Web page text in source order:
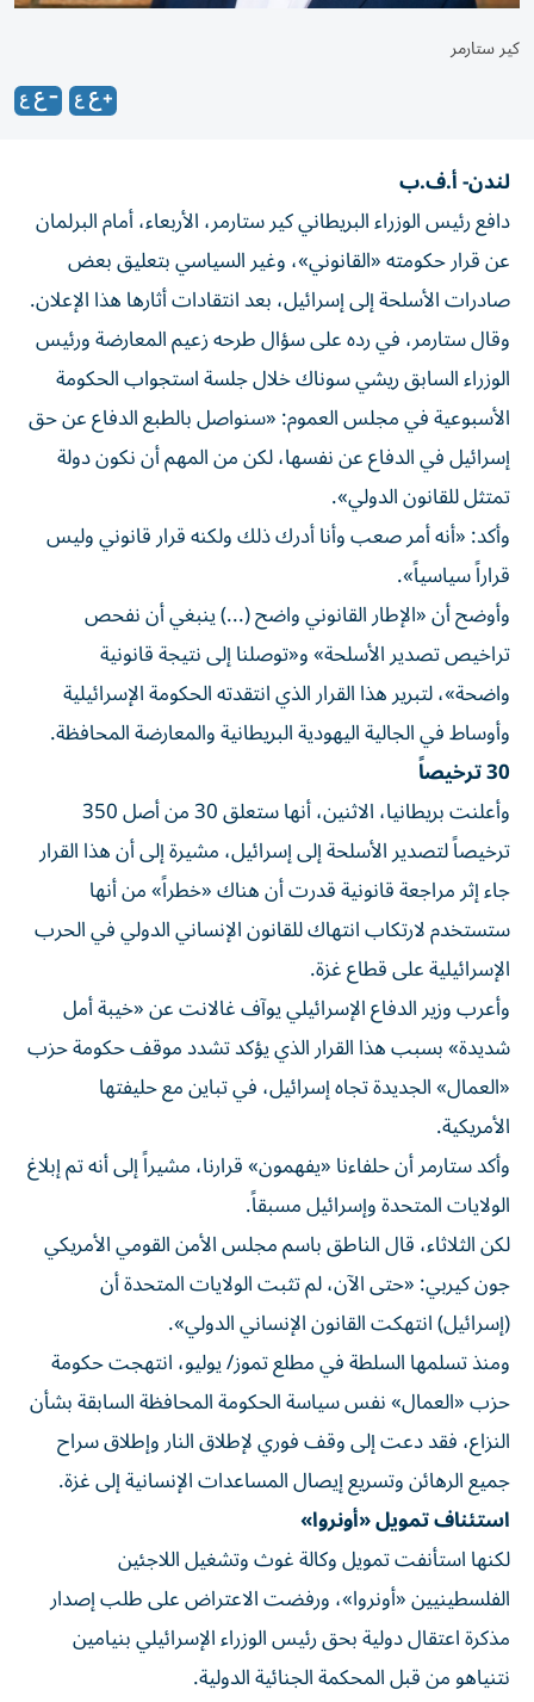
كير ستارمر
لندن- أ.ف.ب
دافع رئيس الوزراء البريطاني كير ستارمر، الأربعاء، أمام البرلمان
عن قرار حكومته «القانوني»، وغير السياسي بتعليق بعض
صادرات الأسلحة إلى إسرائيل، بعد انتقادات أثارها هذا الإعلان.
وقال ستارمر، في رده على سؤال طرحه زعيم المعارضة ورئيس
الوزراء السابق ريشي سوناك خلال جلسة استجواب الحكومة
الأسبوعية في مجلس العموم: «سنواصل بالطبع الدفاع عن حق
إسرائيل في الدفاع عن نفسها، لكن من المهم أن نكون دولة
تمتثل للقانون الدولي».
وأكد: «أنه أمر صعب وأنا أدرك ذلك ولكنه قرار قانوني وليس
قراراً سياسياً».
وأوضح أن «الإطار القانوني واضح (...) ينبغي أن نفحص
تراخيص تصدير الأسلحة» و«توصلنا إلى نتيجة قانونية
واضحة»، لتبرير هذا القرار الذي انتقدته الحكومة الإسرائيلية
وأوساط في الجالية اليهودية البريطانية والمعارضة المحافظة.
30 ترخيصاً
وأعلنت بريطانيا، الاثنين، أنها ستعلق 30 من أصل 350
ترخيصاً لتصدير الأسلحة إلى إسرائيل، مشيرة إلى أن هذا القرار
جاء إثر مراجعة قانونية قدرت أن هناك «خطراً» من أنها
ستستخدم لارتكاب انتهاك للقانون الإنساني الدولي في الحرب
الإسرائيلية على قطاع غزة.
وأعرب وزير الدفاع الإسرائيلي يوآف غالانت عن «خيبة أمل
شديدة» بسبب هذا القرار الذي يؤكد تشدد موقف حكومة حزب
«العمال» الجديدة تجاه إسرائيل، في تباين مع حليفتها
الأمريكية.
وأكد ستارمر أن حلفاءنا «يفهمون» قرارنا، مشيراً إلى أنه تم إبلاغ
الولايات المتحدة وإسرائيل مسبقاً.
لكن الثلاثاء، قال الناطق باسم مجلس الأمن القومي الأمريكي
جون كيربي: «حتى الآن، لم تثبت الولايات المتحدة أن
(إسرائيل) انتهكت القانون الإنساني الدولي».
ومنذ تسلمها السلطة في مطلع تموز/ يوليو، انتهجت حكومة
حزب «العمال» نفس سياسة الحكومة المحافظة السابقة بشأن
النزاع، فقد دعت إلى وقف فوري لإطلاق النار وإطلاق سراح
جميع الرهائن وتسريع إيصال المساعدات الإنسانية إلى غزة.
استئناف تمويل «أونروا»
لكنها استأنفت تمويل وكالة غوث وتشغيل اللاجئين
الفلسطينيين «أونروا»، ورفضت الاعتراض على طلب إصدار
مذكرة اعتقال دولية بحق رئيس الوزراء الإسرائيلي بنيامين
نتنياهو من قبل المحكمة الجنائية الدولية.